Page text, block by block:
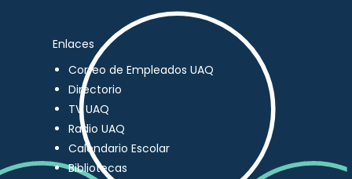
Enlaces
Correo de Empleados UAQ
Directorio
TV UAQ
Radio UAQ
Calendario Escolar
Bibliotecas